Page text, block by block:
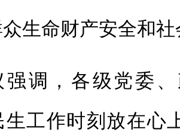
生命财产安全和
强调，各级党委
生工作时刻放在心